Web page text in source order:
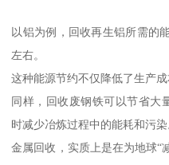
以铝为例，回收再生铝所需的
左右。
这种能源节约不仅降低了生产
同样，回收废钢铁可以节省大
时减少冶炼过程中的能耗和污染
金属回收，实质上是在为地球“